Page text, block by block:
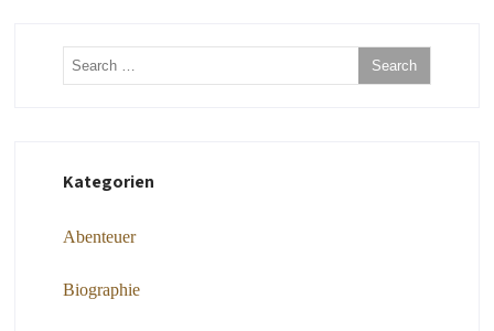
Kategorien
Abenteuer
Biographie